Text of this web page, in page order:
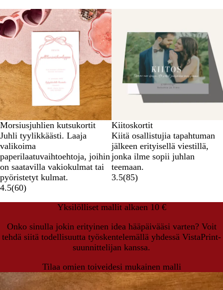
Morsiusjuhlien kutsukortit
Juhli tyylikkäästi. Laaja
valikoima
paperilaatuvaihtoehtoja, joihin
on saatavilla vakiokulmat tai
pyöristetyt kulmat.
4.5(60)
Kiitoskortit
Kiitä osallistujia tapahtuman
jälkeen erityisellä viestillä,
jonka ilme sopii juhlan
teemaan.
3.5(85)
Yksilölliset mallit alkaen 10 €
Onko sinulla jokin erityinen idea hääpäivääsi varten? Voit
tehdä siitä todellisuutta työskentelemällä yhdessä VistaPrint-
suunnittelijan kanssa.
Tilaa omien toiveidesi mukainen malli